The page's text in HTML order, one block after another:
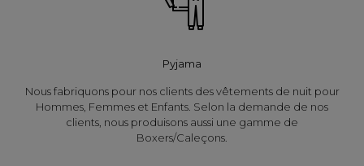
Pyjama
Nous fabriquons pour nos clients des vêtements de nuit pour
Hommes, Femmes et Enfants. Selon la demande de nos
clients, nous produisons aussi une gamme de
Boxers/Caleçons.